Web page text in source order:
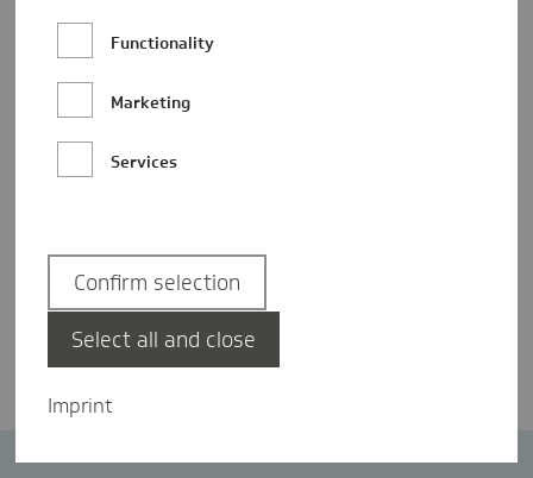
Johanna Küther
Functionality
Marketing
Services
Imprint
Confirm selection
Select all and close